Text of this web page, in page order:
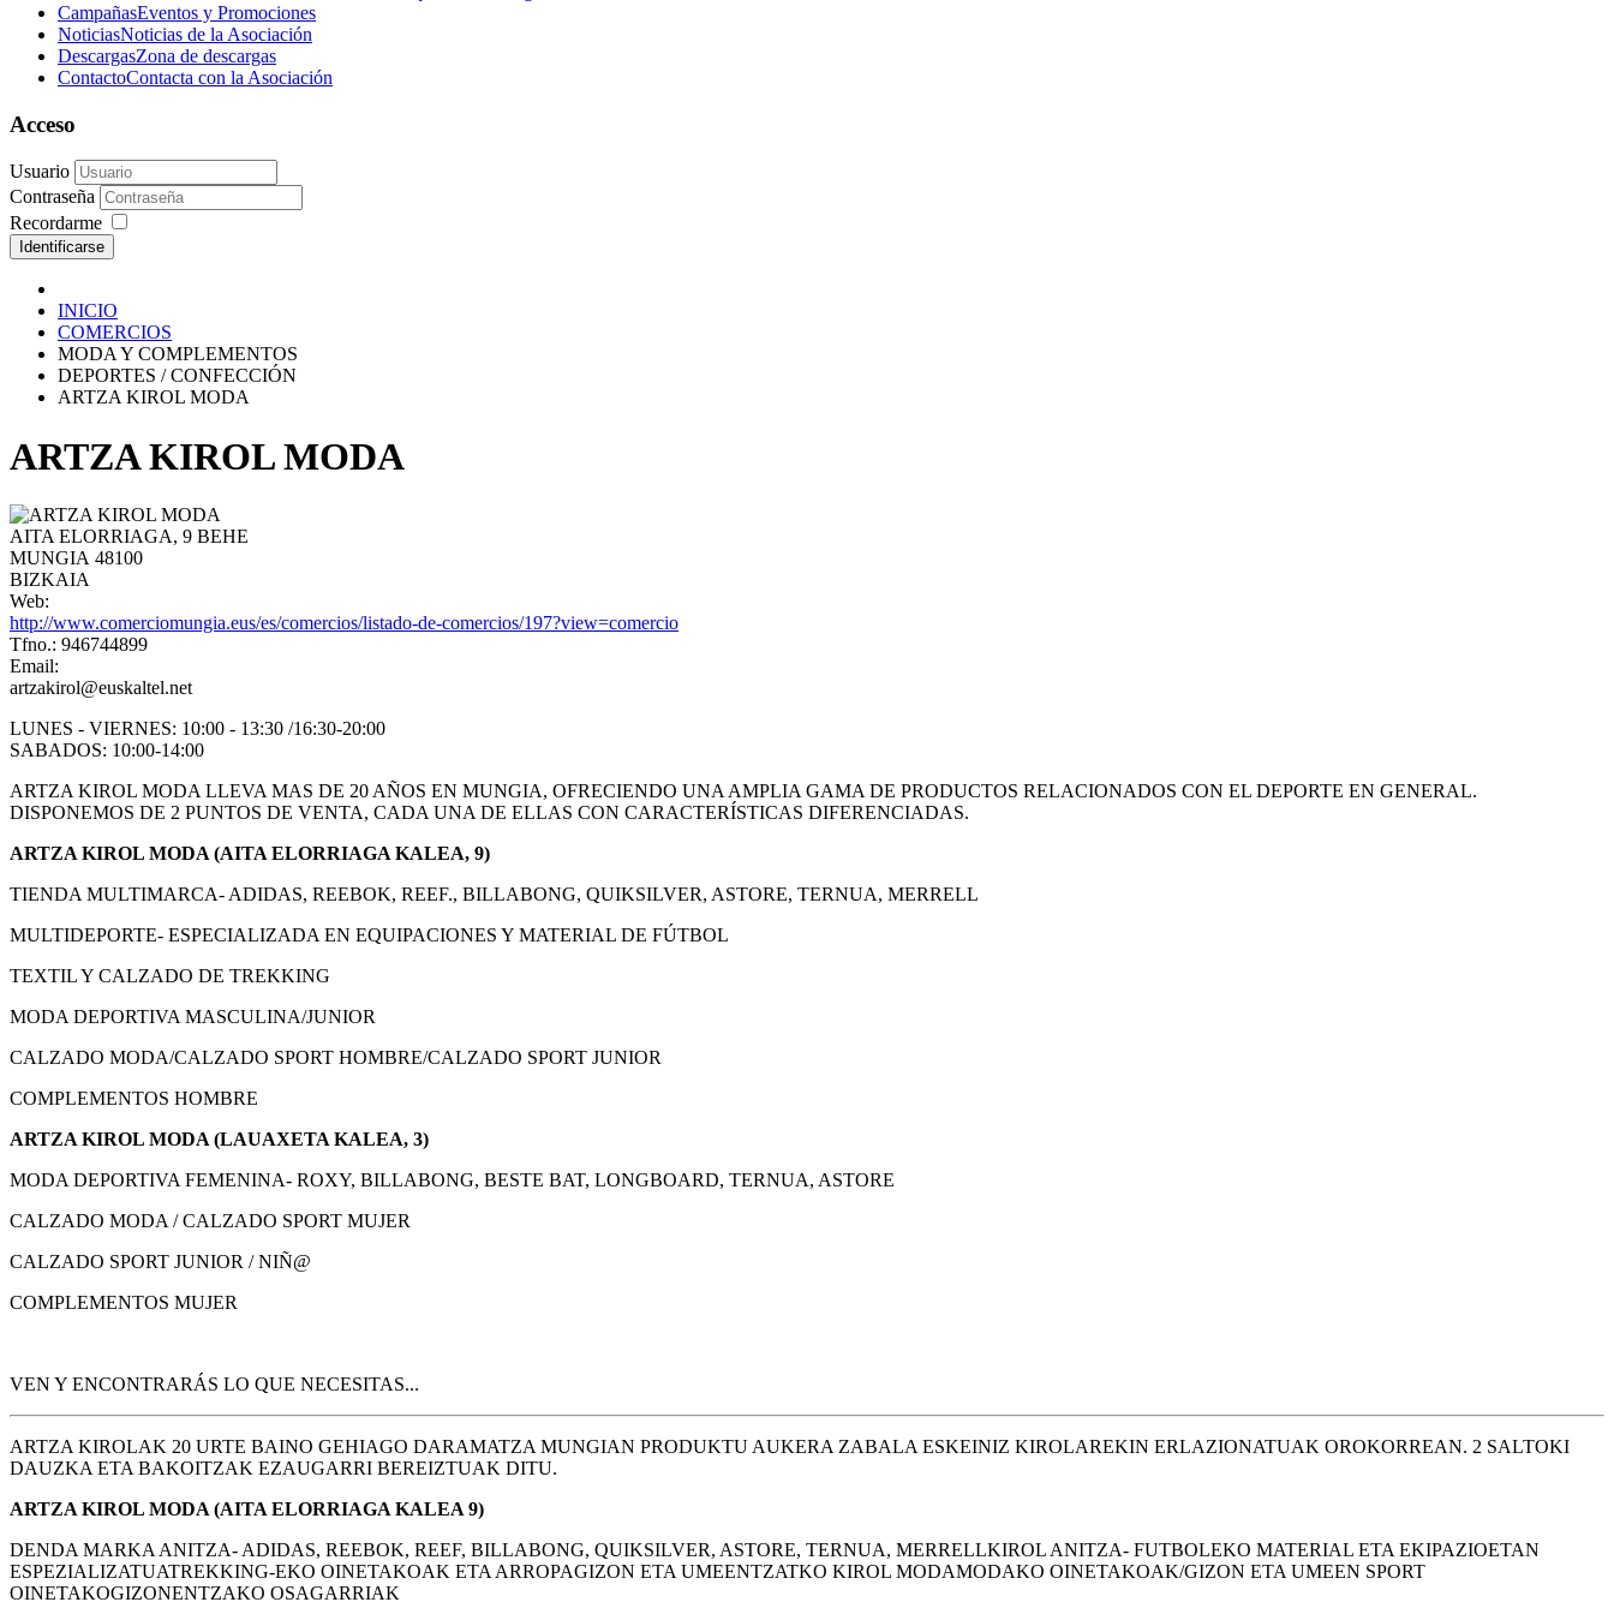
CampañasEventos y Promociones
NoticiasNoticias de la Asociación
DescargasZona de descargas
ContactoContacta con la Asociación
Acceso
Usuario
Contraseña
Recordarme
Identificarse
INICIO
COMERCIOS
MODA Y COMPLEMENTOS
DEPORTES / CONFECCIÓN
ARTZA KIROL MODA
ARTZA KIROL MODA
AITA ELORRIAGA, 9 BEHE
MUNGIA 48100
BIZKAIA
Web:
http://www.comerciomungia.eus/es/comercios/listado-de-comercios/197?view=comercio
Tfno.: 946744899
Email:
artzakirol@euskaltel.net
LUNES - VIERNES: 10:00 - 13:30 /16:30-20:00
SABADOS: 10:00-14:00
ARTZA KIROL MODA LLEVA MAS DE 20 AÑOS EN MUNGIA, OFRECIENDO UNA AMPLIA GAMA DE PRODUCTOS RELACIONADOS CON EL DEPORTE EN GENERAL.
DISPONEMOS DE 2 PUNTOS DE VENTA, CADA UNA DE ELLAS CON CARACTERÍSTICAS DIFERENCIADAS.
ARTZA KIROL MODA (AITA ELORRIAGA KALEA, 9)
TIENDA MULTIMARCA- ADIDAS, REEBOK, REEF., BILLABONG, QUIKSILVER, ASTORE, TERNUA, MERRELL
MULTIDEPORTE- ESPECIALIZADA EN EQUIPACIONES Y MATERIAL DE FÚTBOL
TEXTIL Y CALZADO DE TREKKING
MODA DEPORTIVA MASCULINA/JUNIOR
CALZADO MODA/CALZADO SPORT HOMBRE/CALZADO SPORT JUNIOR
COMPLEMENTOS HOMBRE
ARTZA KIROL MODA (LAUAXETA KALEA, 3)
MODA DEPORTIVA FEMENINA- ROXY, BILLABONG, BESTE BAT, LONGBOARD, TERNUA, ASTORE
CALZADO MODA / CALZADO SPORT MUJER
CALZADO SPORT JUNIOR / NIÑ@
COMPLEMENTOS MUJER
VEN Y ENCONTRARÁS LO QUE NECESITAS...
ARTZA KIROLAK 20 URTE BAINO GEHIAGO DARAMATZA MUNGIAN PRODUKTU AUKERA ZABALA ESKEINIZ KIROLAREKIN ERLAZIONATUAK OROKORREAN. 2 SALTOKI
DAUZKA ETA BAKOITZAK EZAUGARRI BEREIZTUAK DITU.
ARTZA KIROL MODA (AITA ELORRIAGA KALEA 9)
DENDA MARKA ANITZA- ADIDAS, REEBOK, REEF, BILLABONG, QUIKSILVER, ASTORE, TERNUA, MERRELLKIROL ANITZA- FUTBOLEKO MATERIAL ETA EKIPAZIOETAN
ESPEZIALIZATUATREKKING-EKO OINETAKOAK ETA ARROPAGIZON ETA UMEENTZATKO KIROL MODAMODAKO OINETAKOAK/GIZON ETA UMEEN SPORT
OINETAKOGIZONENTZAKO OSAGARRIAK